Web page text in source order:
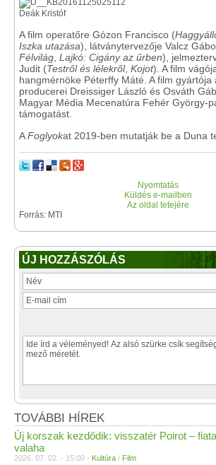
Deák Kristóf
A film operatőre Gózon Francisco (
Iszka utazása), látványtervezője Valcz
Félvilág Lajkó: Cigány az űrben),
Judit (Testről és lélekről, Kojot). A film
hangmérnöke Péterffy Máté. A film gyártója
producerei Dreissiger László és Osváth
Magyar Média Mecenatúra Fehér György-
támogatást.
AFoglyokat 2019-ben mutatják be a Duna
Nyomtatás
Küldés e-mailben
Az oldal tetejére
Forrás: MTI
ÚJ HOZZÁSZÓLÁS
TOVÁBBI HÍREK
Új korszak kezdődik: visszatér Poirot –
valaha
2026. 07. 02. - 15:00 - Kultúra / Film